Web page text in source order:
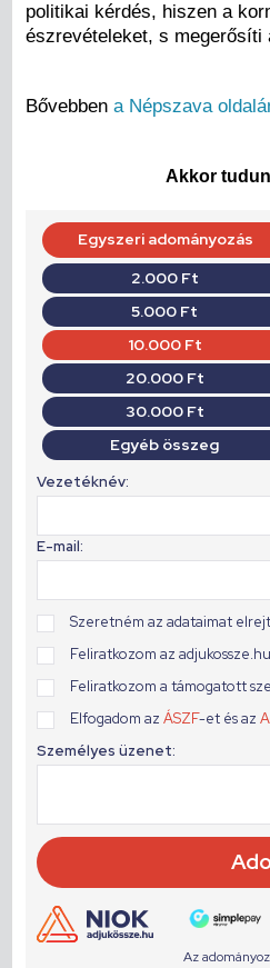
politikai kérdés, hiszen a
észrevételeket, s megerősíti
Bővebben a Népszava
Akkor